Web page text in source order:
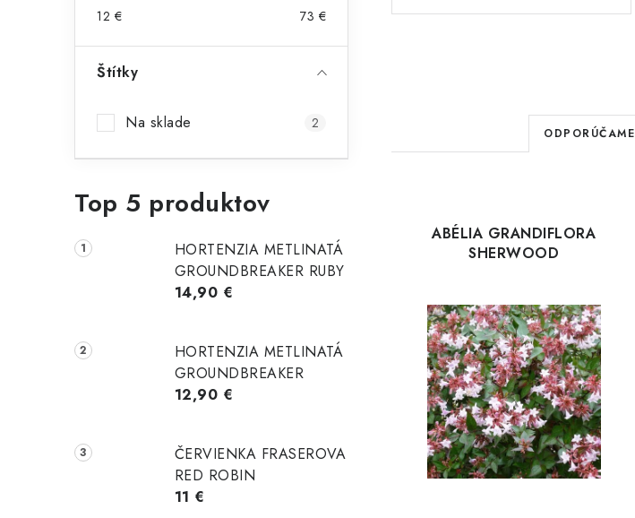
n
12 € 73 €
Štítky
Na sklade 2
Top 5 produktov
HORTENZIA METLINATÁ
GROUNDBREAKER RUBY
14,90 €
HORTENZIA METLINATÁ
GROUNDBREAKER
12,90 €
ČERVIENKA FRASEROVA
RED ROBIN
11 €
R
a
e
n
i
e
p
r
o
d
ODPORÚČAME
ABÉLIA GRANDIFLORA
SHERWOOD